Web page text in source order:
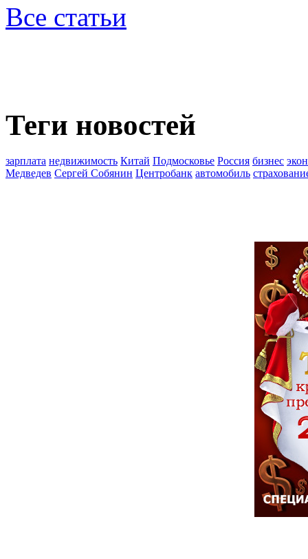
Все статьи
Теги новостей
зарплата недвижимость Китай Подмосковье Россия бизнес
Медведев Сергей Собянин Центробанк автомобиль